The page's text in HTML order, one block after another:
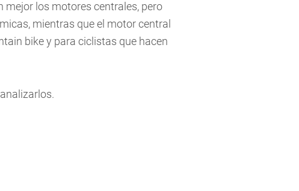
mejor los motores centrales, pero
mientras que el motor central
bike y para ciclistas que hacen